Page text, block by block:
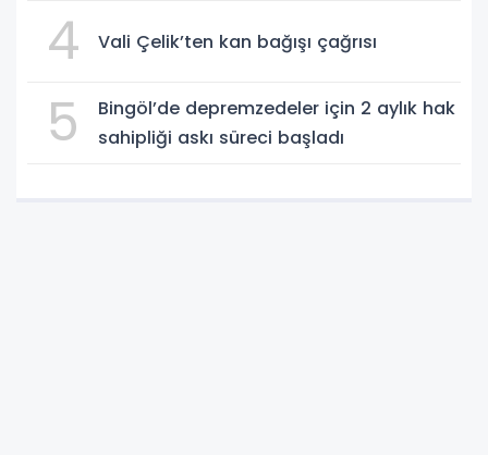
4 Vali Çelik’ten kan bağışı çağrısı
5
Bingöl’de depremzedeler için 2 aylık hak
sahipliği askı süreci başladı